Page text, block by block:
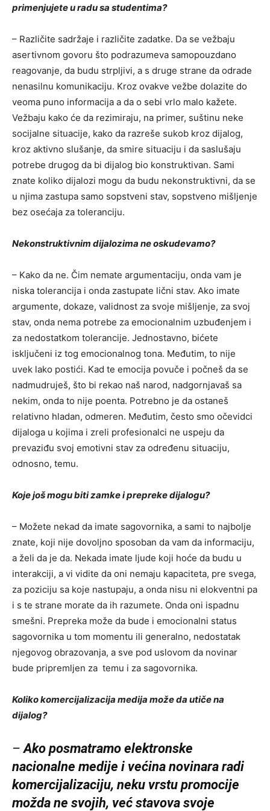
primenjujete u radu sa studentima?
– Različite sadržaje i različite zadatke. Da se vežbaju
asertivnom govoru što podrazumeva samopouzdano
reagovanje, da budu strpljivi, a s druge strane da odrade
nenasilnu komunikaciju. Kroz ovakve vežbe dolazite do
veoma puno informacija a da o sebi vrlo malo kažete.
Vežbaju kako će da rezimiraju, na primer, suštinu neke
socijalne situacije, kako da razreše sukob kroz dijalog,
kroz aktivno slušanje, da smire situaciju i da saslušaju
potrebe drugog da bi dijalog bio konstruktivan. Sami
znate koliko dijalozi mogu da budu nekonstruktivni, da se
u njima zastupa samo sopstveni stav, sopstveno mišljenje
bez osećaja za toleranciju.
Nekonstruktivnim dijalozima ne oskudevamo?
– Kako da ne. Čim nemate argumentaciju, onda vam je
niska tolerancija i onda zastupate lični stav. Ako imate
argumente, dokaze, validnost za svoje mišljenje, za svoj
stav, onda nema potrebe za emocionalnim uzbuđenjem i
za nedostatkom tolerancije. Jednostavno, bićete
isključeni iz tog emocionalnog tona. Međutim, to nije
uvek lako postići. Kad te emocija povuče i počneš da se
nadmudruješ, što bi rekao naš narod, nadgornjavaš sa
nekim, onda to nije poenta. Potrebno je da ostaneš
relativno hladan, odmeren. Međutim, često smo očevidci
dijaloga u kojima i zreli profesionalci ne uspeju da
prevaziđu svoj emotivni stav za određenu situaciju,
odnosno, temu.
Koje još mogu biti zamke i prepreke dijalogu?
– Možete nekad da imate sagovornika, a sami to najbolje
znate, koji nije dovoljno sposoban da vam da informaciju,
a želi da je da. Nekada imate ljude koji hoće da budu u
interakciji, a vi vidite da oni nemaju kapaciteta, pre svega,
za poziciju sa koje nastupaju, a onda nisu ni elokventni pa
i s te strane morate da ih razumete. Onda oni ispadnu
smešni. Prepreka može da bude i emocionalni status
sagovornika u tom momentu ili generalno, nedostatak
njegovog obrazovanja, a sve pod uslovom da novinar
bude pripremljen za temu i za sagovornika.
Koliko komercijalizacija medija može da utiče na
dijalog?
–Ako posmatramo elektronske
nacionalne medije i većina novinara radi
komercijalizaciju, neku vrstu promocije
možda ne svojih, već stavova svoje